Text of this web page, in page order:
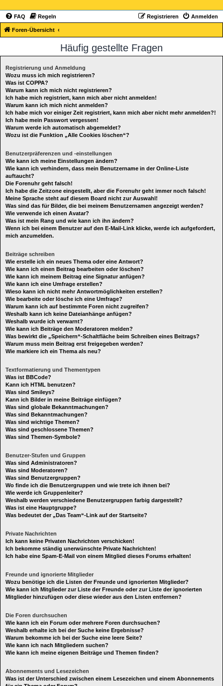
FAQ Regeln Anmelden
Registrieren
Foren-Übersicht
Häufig gestellte Fragen
Registrierung und Anmeldung
Wozu muss ich mich registrieren?
Was ist COPPA?
Warum kann ich mich nicht registrieren?
Ich habe mich registriert, kann mich aber nicht anmelden!
Warum kann ich mich nicht anmelden?
Ich habe mich vor einiger Zeit registriert, kann mich aber nicht mehr anmelden?!
Ich habe mein Passwort vergessen!
Warum werde ich automatisch abgemeldet?
Wozu ist die Funktion „Alle Cookies löschen“?
Benutzerpräferenzen und -einstellungen
Wie kann ich meine Einstellungen ändern?
Wie kann ich verhindern, dass mein Benutzername in der Online-Liste
auftaucht?
Die Forenuhr geht falsch!
Ich habe die Zeitzone eingestellt, aber die Forenuhr geht immer noch falsch!
Meine Sprache steht auf diesem Board nicht zur Auswahl!
Was sind das für Bilder, die bei meinem Benutzernamen angezeigt werden?
Wie verwende ich einen Avatar?
Was ist mein Rang und wie kann ich ihn ändern?
Wenn ich bei einem Benutzer auf den E-Mail-Link klicke, werde ich aufgefordert,
mich anzumelden.
Beiträge schreiben
Wie erstelle ich ein neues Thema oder eine Antwort?
Wie kann ich einen Beitrag bearbeiten oder löschen?
Wie kann ich meinem Beitrag eine Signatur anfügen?
Wie kann ich eine Umfrage erstellen?
Wieso kann ich nicht mehr Antwortmöglichkeiten erstellen?
Wie bearbeite oder lösche ich eine Umfrage?
Warum kann ich auf bestimmte Foren nicht zugreifen?
Weshalb kann ich keine Dateianhänge anfügen?
Weshalb wurde ich verwarnt?
Wie kann ich Beiträge den Moderatoren melden?
Was bewirkt die „Speichern“-Schaltfläche beim Schreiben eines Beitrags?
Warum muss mein Beitrag erst freigegeben werden?
Wie markiere ich ein Thema als neu?
Textformatierung und Thementypen
Was ist BBCode?
Kann ich HTML benutzen?
Was sind Smileys?
Kann ich Bilder in meine Beiträge einfügen?
Was sind globale Bekanntmachungen?
Was sind Bekanntmachungen?
Was sind wichtige Themen?
Was sind geschlossene Themen?
Was sind Themen-Symbole?
Benutzer-Stufen und Gruppen
Was sind Administratoren?
Was sind Moderatoren?
Was sind Benutzergruppen?
Wo finde ich die Benutzergruppen und wie trete ich ihnen bei?
Wie werde ich Gruppenleiter?
Weshalb werden verschiedene Benutzergruppen farbig dargestellt?
Was ist eine Hauptgruppe?
Was bedeutet der „Das Team“-Link auf der Startseite?
Private Nachrichten
Ich kann keine Privaten Nachrichten verschicken!
Ich bekomme ständig unerwünschte Private Nachrichten!
Ich habe eine Spam-E-Mail von einem Mitglied dieses Forums erhalten!
Freunde und ignorierte Mitglieder
Wozu benötige ich die Listen der Freunde und ignorierten Mitglieder?
Wie kann ich Mitglieder zur Liste der Freunde oder zur Liste der ignorierten
Mitglieder hinzufügen oder diese wieder aus den Listen entfernen?
Die Foren durchsuchen
Wie kann ich ein Forum oder mehrere Foren durchsuchen?
Weshalb erhalte ich bei der Suche keine Ergebnisse?
Warum bekomme ich bei der Suche eine leere Seite?
Wie kann ich nach Mitgliedern suchen?
Wie kann ich meine eigenen Beiträge und Themen finden?
Abonnements und Lesezeichen
Was ist der Unterschied zwischen einem Lesezeichen und einem Abonnements